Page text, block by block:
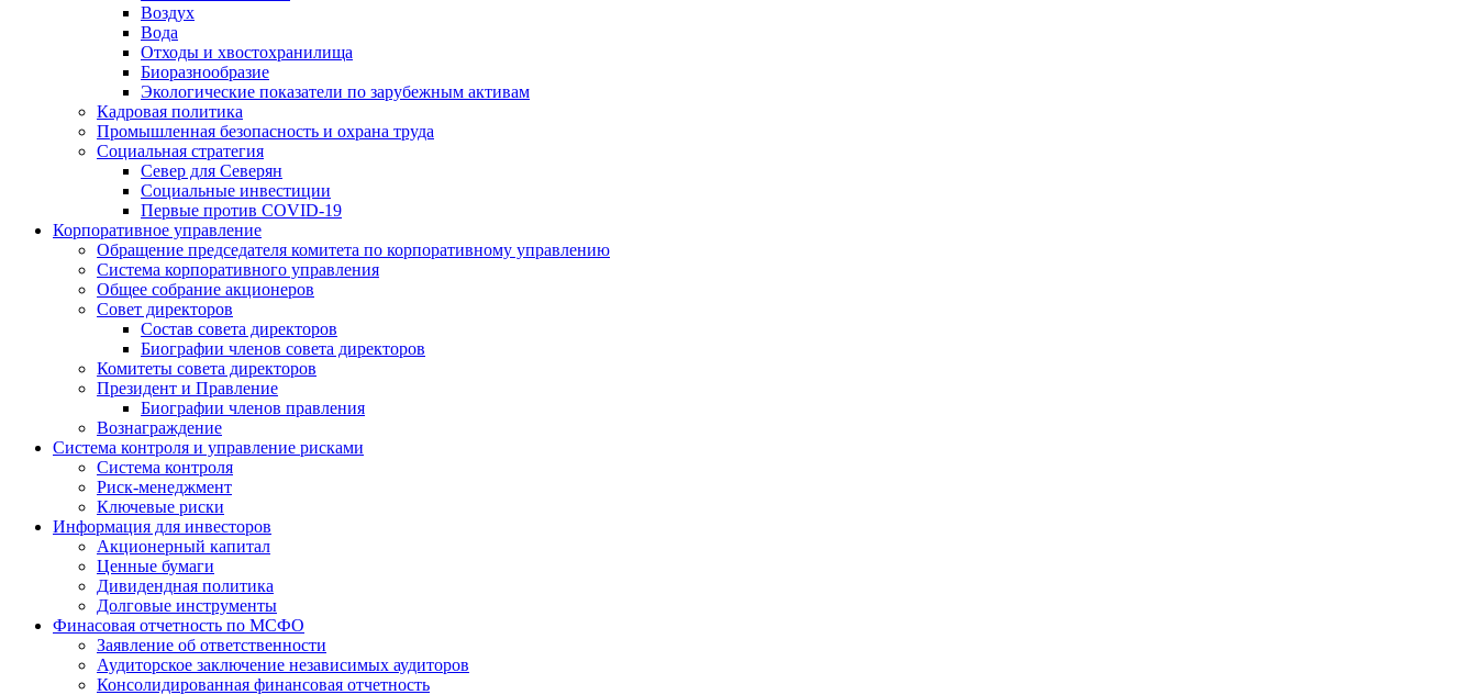
Воздух
Вода
Отходы и хвостохранилища
Биоразнообразие
Экологические показатели по зарубежным активам
Кадровая политика
Промышленная безопасность и охрана труда
Социальная стратегия
Север для Северян
Социальные инвестиции
Первые против COVID‑19
Корпоративное управление
Обращение председателя комитета по корпоративному управлению
Система корпоративного управления
Общее собрание акционеров
Совет директоров
Состав совета директоров
Биографии членов совета директоров
Комитеты совета директоров
Президент и Правление
Биографии членов правления
Вознаграждение
Система контроля и управление рисками
Система контроля
Риск-менеджмент
Ключевые риски
Информация для инвесторов
Акционерный капитал
Ценные бумаги
Дивидендная политика
Долговые инструменты
Финасовая отчетность по МСФО
Заявление об ответственности
Аудиторское заключение независимых аудиторов
Консолидированная финансовая отчетность